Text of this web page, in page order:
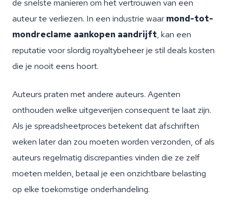
de snelste manieren om het vertrouwen van een
auteur te verliezen. In een industrie waar mond-tot-
mondreclame aankopen aandrijft, kan een
reputatie voor slordig royaltybeheer je stil deals kosten
die je nooit eens hoort.
Auteurs praten met andere auteurs. Agenten
onthouden welke uitgeverijen consequent te laat zijn.
Als je spreadsheetproces betekent dat afschriften
weken later dan zou moeten worden verzonden, of als
auteurs regelmatig discrepanties vinden die ze zelf
moeten melden, betaal je een onzichtbare belasting
op elke toekomstige onderhandeling.